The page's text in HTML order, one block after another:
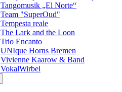
Tangomusik „El Norte“
Team "SuperOud"
Tempesta reale
The Lark and the Loon
Trio Encanto
UNIque Horns Bremen
Vivienne Kaarow & Band
VokalWirbel